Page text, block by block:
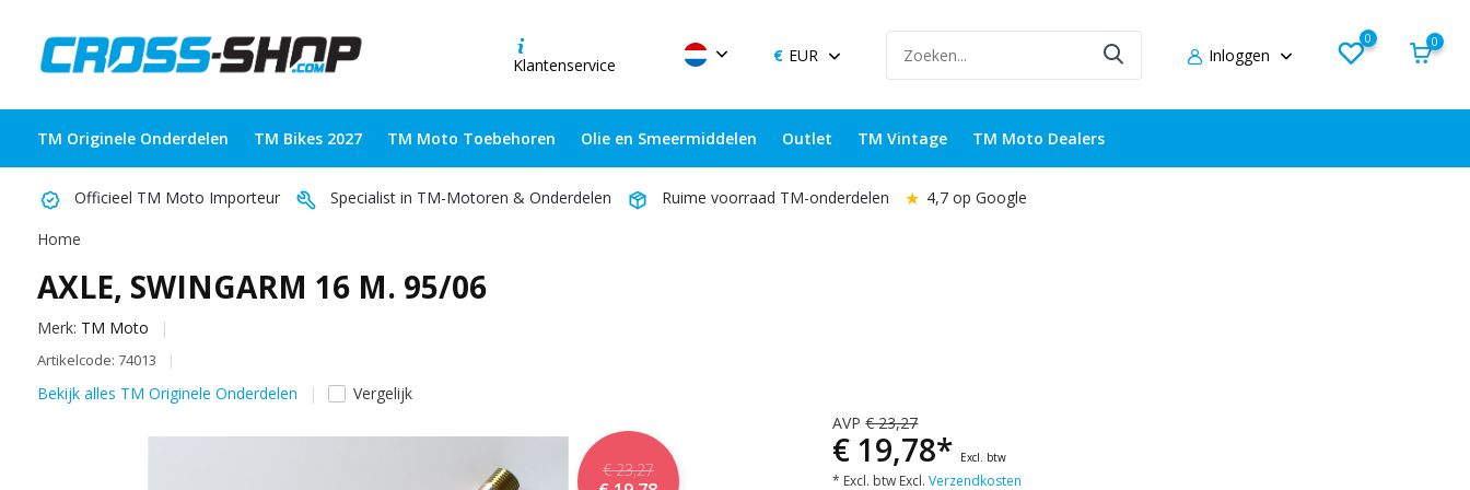
Klantenservice EUR Inloggen
0 0
TM Originele Onderdelen TM Bikes 2027 TM Moto Toebehoren Olie en Smeermiddelen Outlet TM Vintage TM Moto Dealers
Officieel TM Moto Importeur Specialist in TM-Motoren & Onderdelen Ruime voorraad TM-onderdelen ★ 4,7 op Google
Home
AXLE, SWINGARM 16 M. 95/06
Merk: TM Moto
Artikelcode: 74013
Bekijk alles TM Originele Onderdelen Vergelijk
€ 23,27
AVP€ 23,27
€ 19,78* Excl. btw
* Excl. btw Excl.Verzendkosten